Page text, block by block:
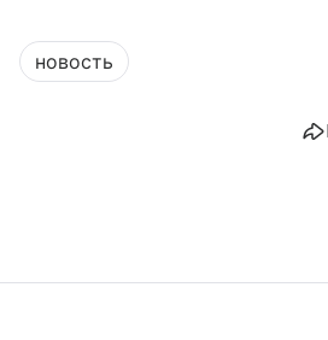
новость